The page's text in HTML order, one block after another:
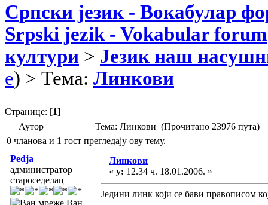
Српски језик - Вокабулар
Srpski jezik - Vokabular forum
култури > Језик наш
e) > Тема: Линкови
Странице: [1]
Аутор
Тема: Линкови (Прочитано 23976 пута)
0 чланова и 1 гост прегледају ову тему.
Pedja
администратор
староседелац
Ван
Линкови
« у: 12.34 ч. 18.01.2006. »
Једини линк који се бави правописом